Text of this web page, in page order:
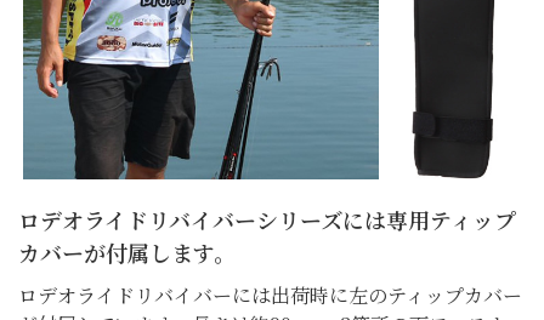
ロデオライドリバイバーシリーズには専用ティップ
カバーが付属します。
ロデオライドリバイバーには出荷時に左のティップカバー